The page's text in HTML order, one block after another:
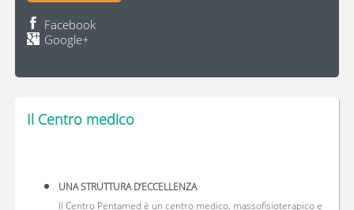
Facebook
Google+
Il Centro medico
UNA STRUTTURA D’ECCELLENZA
Il Centro Pentamed è un centro medico, massofisioterapico e